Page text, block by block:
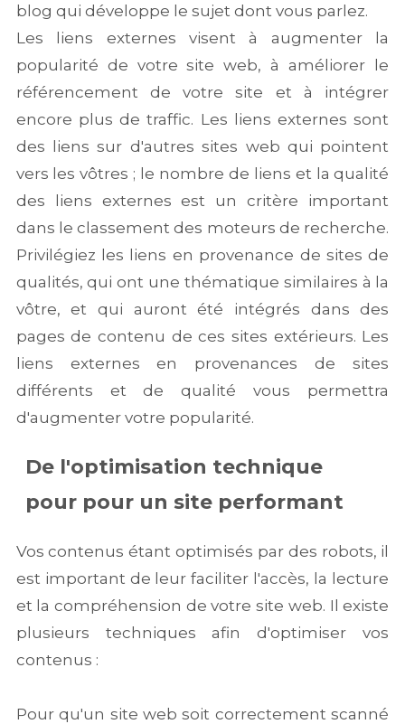
blog qui développe le sujet dont vous parlez.
Les liens externes visent à augmenter la
popularité de votre site web, à améliorer le
référencement de votre site et à intégrer
encore plus de traffic. Les liens externes sont
des liens sur d'autres sites web qui pointent
vers les vôtres ; le nombre de liens et la qualité
des liens externes est un critère important
dans le classement des moteurs de recherche.
Privilégiez les liens en provenance de sites de
qualités, qui ont une thématique similaires à la
vôtre, et qui auront été intégrés dans des
pages de contenu de ces sites extérieurs. Les
liens externes en provenances de sites
différents et de qualité vous permettra
d'augmenter votre popularité.
De l'optimisation technique
pour pour un site performant
Vos contenus étant optimisés par des robots, il
est important de leur faciliter l'accès, la lecture
et la compréhension de votre site web. Il existe
plusieurs techniques afin d'optimiser vos
contenus :
Pour qu'un site web soit correctement scanné